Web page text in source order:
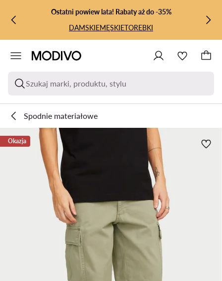
PRZEJDŹ DO GŁÓWNEJ ZAWARTOŚCI
PRZEJDŹ DO WYSZUKIWANIA
Ostatni powiew lata! Rabaty aż do -35%
DAMSKIEMĘSKIETOREBKI
Szukaj marki, produktu, stylu
Spodnie materiałowe
Okazja